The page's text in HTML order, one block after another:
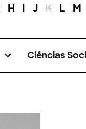
H I J K L M
Ciências